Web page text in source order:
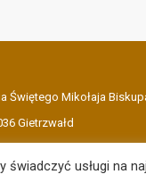
Świętego Mikołaja
Gietrzwałd
usługi na